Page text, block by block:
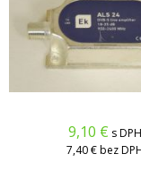
9,10 € s DPH
7,40 €bez